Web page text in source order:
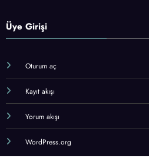
Üye Girişi
Oturum aç
Kayıt akışı
Yorum akışı
WordPress.org